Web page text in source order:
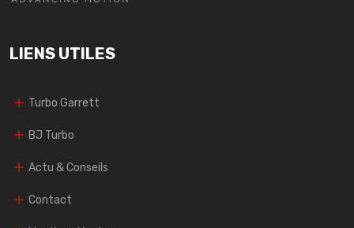
LIENS UTILES
Turbo Garrett
BJ Turbo
Actu & Conseils
Contact